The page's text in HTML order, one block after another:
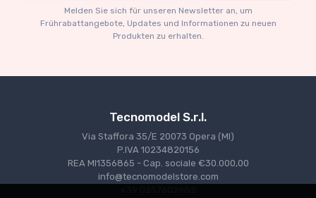
Melden Sie sich für unseren Newsletter an, um
Frührabattangebote, Updates und Informationen zu neuen
Produkten zu erhalten.
Tecnomodel S.r.l.
Via Staffora 35/E 20073 Opera (MI)
P.IVA 10234820156
REA MI1356865 - Cap. sociale €30.000,00
info@tecnomodelstore.com